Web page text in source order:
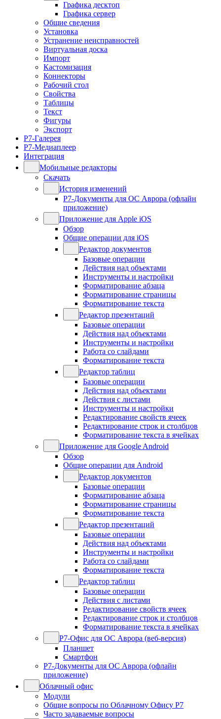
Графика десктоп
Графика сервер
Общие сведения
Установка
Устранение неисправностей
Виртуальная доска
Импорт
Кастомизация
Коннекторы
Рабочий стол
Свойства
Таблицы
Текст
Фигуры
Экспорт
Р7-Галерея
Р7-Медиаплеер
Интеграция
Мобильные редакторы
Скачать
История изменений
Р7-Документы для ОС Аврора (офлайн
приложение)
Приложение для Apple iOS
Обзор
Общие операции для iOS
Редактор документов
Базовые операции
Действия над объектами
Инструменты и настройки
Форматирование абзаца
Форматирование страницы
Форматирование текста
Редактор презентаций
Базовые операции
Действия над объектами
Инструменты и настройки
Работа со слайдами
Форматирование текста
Редактор таблиц
Базовые операции
Действия над объектами
Действия с листами
Инструменты и настройки
Редактирование свойств ячеек
Редактирование строк и столбцов
Форматирование текста в ячейках
Приложение для Google Android
Обзор
Общие операции для Android
Редактор документов
Базовые операции
Форматирование абзаца
Форматирование страницы
Форматирование текста
Редактор презентаций
Базовые операции
Действия над объектами
Инструменты и настройки
Работа со слайдами
Форматирование текста
Редактор таблиц
Базовые операции
Действия с листами
Редактирование свойств ячеек
Редактирование строк и столбцов
Форматирование текста в ячейках
Р7-Офис для ОС Аврора (веб-версия)
Планшет
Смартфон
Р7-Документы для ОС Аврора (офлайн
приложение)
Облачный офис
Модули
Общие вопросы по Облачному Офису Р7
Часто задаваемые вопросы